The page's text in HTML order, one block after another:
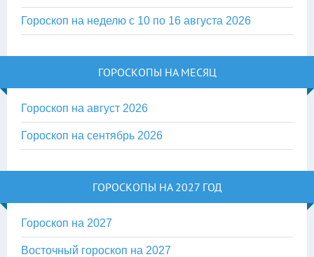
Гороскоп на неделю с 10 по 16 августа 2026
ГОРОСКОПЫ НА МЕСЯЦ
Гороскоп на август 2026
Гороскоп на сентябрь 2026
ГОРОСКОПЫ НА 2027 ГОД
Гороскоп на 2027
Восточный гороскоп на 2027